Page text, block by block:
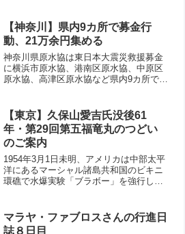
「墓前の誓いのつどい」は各団体の代表
など人数を制限...
【神奈川】県内9カ所で募金行
動、21万余円集める
神奈川県原水協は東日本大震災救援募金
に横浜市原水協、港南区原水協、中原区
原水協、高津区原水協など県内9カ所で取
デッキで原子力空母ジョージ・ワシント
ン配備反対の行動をしました。
【東京】久保山愛吉氏没後61
年・第29回第五福竜丸のつどい
のご案内
1954年3月1日未明、アメリカは中部太平
洋にあるマーシャル諸島共和国のビキニ
環礁で水爆実験「ブラボー」を強行しま
15メガトンもの威力をもっていました。
静岡県の焼津...
マラヤ・ファブロスさんの行進日
誌８日目